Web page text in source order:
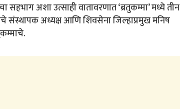
अशा उत्साही वातावरणात ‘ब्रतुकम्मा’ मध्ये तीन
संस्थापक अध्यक्ष आणि शिवसेना जिल्हाप्रमुख मनिष